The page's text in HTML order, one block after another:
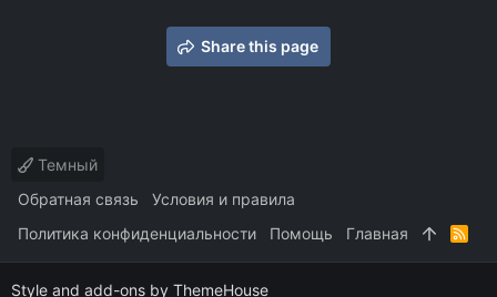
Share this page
Темный
Обратная связь
Условия и правила
Политика конфиденциальности
Помощь Главная
R
Style and add-ons by ThemeHouse